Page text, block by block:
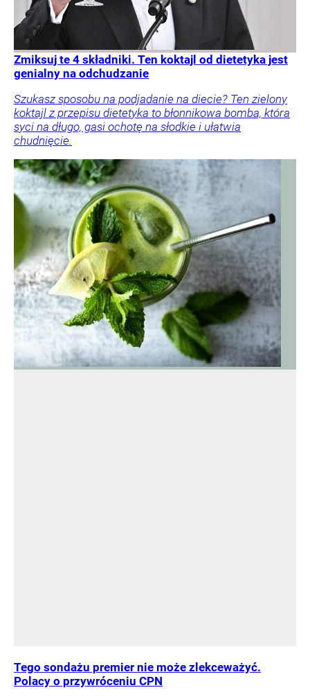
Zmiksuj te 4 składniki. Ten koktajl od dietetyka jest
genialny na odchudzanie
Szukasz sposobu na podjadanie na diecie? Ten zielony
koktajl z przepisu dietetyka to błonnikowa bomba, która
syci na długo, gasi ochotę na słodkie i ułatwia
chudnięcie.
Tego sondażu premier nie może zlekceważyć.
Polacy o przywróceniu CPN